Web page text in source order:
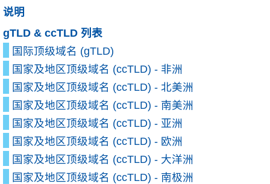
说明
gTLD & ccTLD 列表
国际顶级域名 (gTLD)
国家及地区顶级域名 (ccTLD) - 非洲
国家及地区顶级域名 (ccTLD) - 北美洲
国家及地区顶级域名 (ccTLD) - 南美洲
国家及地区顶级域名 (ccTLD) - 亚洲
国家及地区顶级域名 (ccTLD) - 欧洲
国家及地区顶级域名 (ccTLD) - 大洋洲
国家及地区顶级域名 (ccTLD) - 南极洲